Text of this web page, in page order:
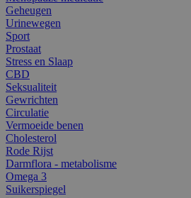
Geheugen
Urinewegen
Sport
Prostaat
Stress en Slaap
CBD
Seksualiteit
Gewrichten
Circulatie
Vermoeide benen
Cholesterol
Rode Rijst
Darmflora - metabolisme
Omega 3
Suikerspiegel